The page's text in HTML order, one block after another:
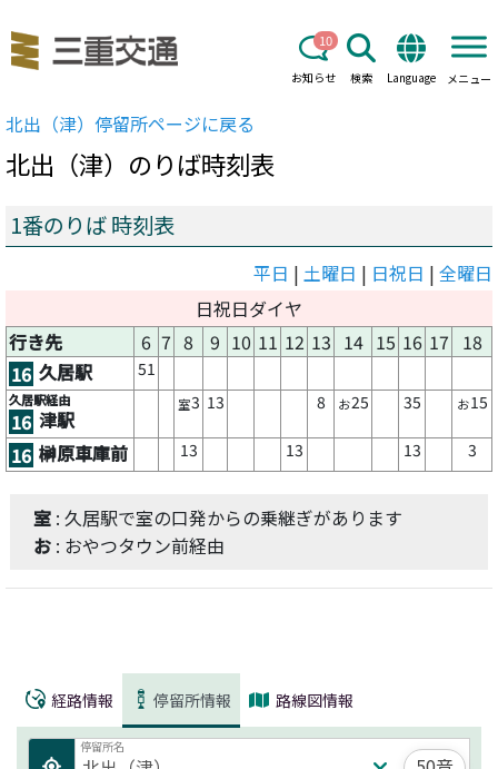
お知らせ
10
検索 Language メニュー
北出（津） 停留所ページに戻る
北出（津） のりば時刻表
1番のりば 時刻表
平日 | 土曜日 | 日祝日 | 全曜日
日祝日ダイヤ
行き先
6 7 8 9 10 11 12 13 14 15 16 17 18
16 久居駅 51
久居駅経由
16 津駅
室3 13 8 お25 35 お15
16 榊原車庫前 13 13 13 3
室 : 久居駅で室の口発からの乗継ぎがあります
お : おやつタウン前経由
経路情報 停留所情報 路線図情報
停留所名